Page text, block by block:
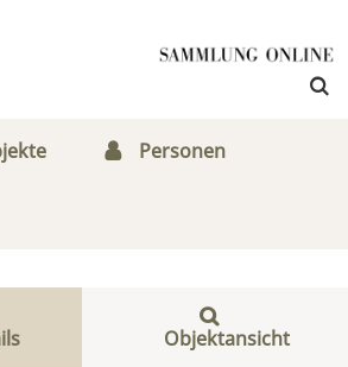
Personen
Objektansicht